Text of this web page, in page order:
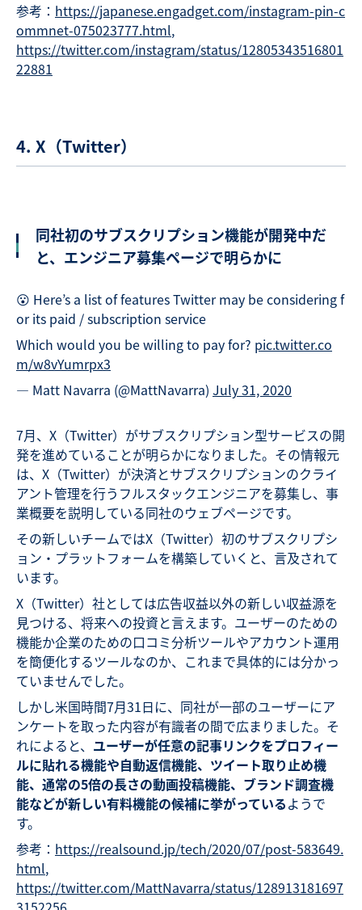
参考： https://japanese.engadget.com/instagram-pin-c
ommnet-075023777.html,
https://twitter.com/instagram/status/12805343516801
22881
4. X（Twitter）
同社初のサブスクリプション機能が開発中だ
と、エンジニア募集ページで明らかに
😮 Here’s a list of features Twitter may be considering f
or its paid / subscription service
Which would you be willing to pay for? pic.twitter.co
m/w8vYumrpx3
— Matt Navarra (@MattNavarra) July 31, 2020
7月、X（Twitter）がサブスクリプション型サービスの開
発を進めていることが明らかになりました。その情報元
は、X（Twitter）が決済とサブスクリプションのクライ
アント管理を行うフルスタックエンジニアを募集し、事
業概要を説明している同社のウェブページです。
その新しいチームではX（Twitter）初のサブスクリプシ
ョン・プラットフォームを構築していくと、言及されて
います。
X（Twitter）社としては広告収益以外の新しい収益源を
見つける、将来への投資と言えます。ユーザーのための
機能か企業のための口コミ分析ツールやアカウント運用
を簡便化するツールなのか、これまで具体的には分かっ
ていませんでした。
しかし米国時間7月31日に、同社が一部のユーザーにア
ンケートを取った内容が有識者の間で広まりました。そ
れによると、 ユーザーが任意の記事リンクをプロフィー
ルに貼れる機能や自動返信機能、ツイート取り止め機
能、通常の5倍の長さの動画投稿機能、ブランド調査機
能などが新しい有料機能の候補に挙がっているようで
す。
参考： https://realsound.jp/tech/2020/07/post-583649.
html,
https://twitter.com/MattNavarra/status/128913181697